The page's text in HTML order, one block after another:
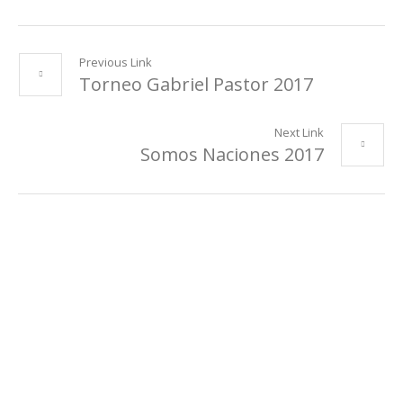
Previous Link
Torneo Gabriel Pastor 2017
Next Link
Somos Naciones 2017